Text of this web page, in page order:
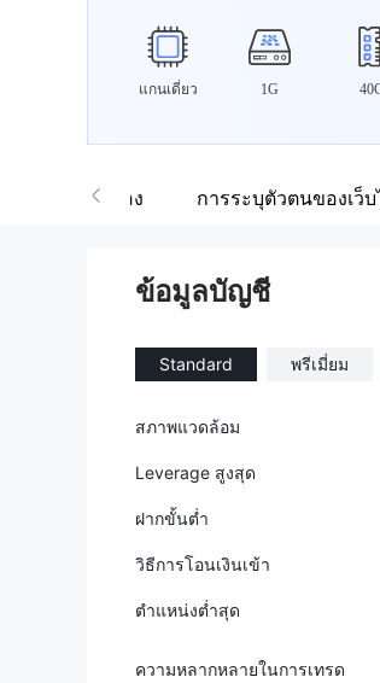
แกนเดี่ยว 1G
ต์แวร์ที่เกี่ยวข้อง การระบุตัวตนของเว็
ข้อมูลบัญชี
Standard พรีเมี่ยม
สภาพแวดล้อม
Leverage สูงสุด
ฝากขั้นต่ำ
วิธีการโอนเงินเข้า
ตำแหน่งต่ำสุด
ความหลากหลายในการเทรด